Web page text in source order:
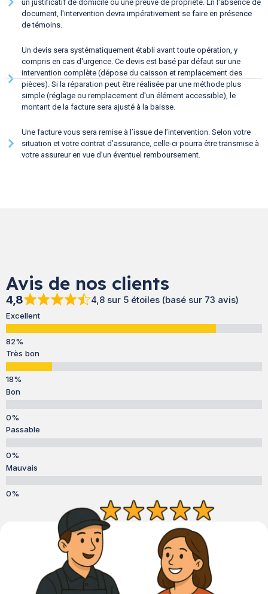
un justificatif de domicile ou une preuve de propriété. En l'absence de
document, l'intervention devra impérativement se faire en présence
de témoins.
Un devis sera systématiquement établi avant toute opération, y
compris en cas d'urgence. Ce devis est basé par défaut sur une
intervention complète (dépose du caisson et remplacement des
pièces). Si la réparation peut être réalisée par une méthode plus
simple (réglage ou remplacement d'un élément accessible), le
montant de la facture sera ajusté à la baisse.
Une facture vous sera remise à l’issue de l’intervention. Selon votre
situation et votre contrat d’assurance, celle-ci pourra être transmise à
votre assureur en vue d’un éventuel remboursement.
Avis de nos clients
4,8 4,8 sur 5 étoiles (basé sur 73 avis)
Excellent
Très bon
Bon
Passable
Mauvais